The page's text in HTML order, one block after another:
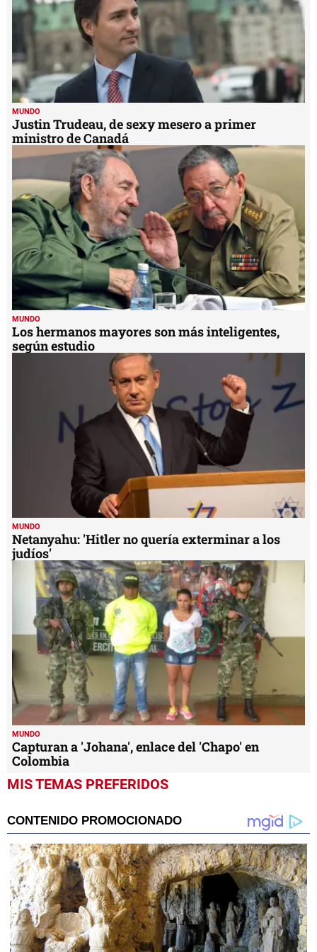
MUNDO
Justin Trudeau, de sexy mesero a primer
ministro de Canadá
MUNDO
Los hermanos mayores son más inteligentes,
según estudio
MUNDO
Netanyahu: 'Hitler no quería exterminar a los
judíos'
MUNDO
Capturan a 'Johana', enlace del 'Chapo' en
Colombia
MIS TEMAS PREFERIDOS